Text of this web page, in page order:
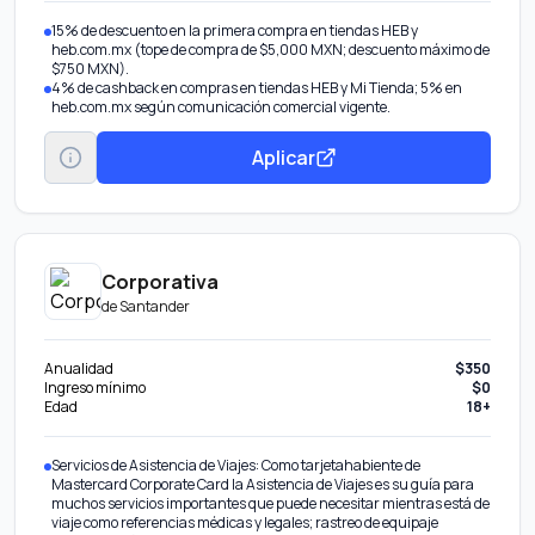
15% de descuento en la primera compra en tiendas HEB y
heb.com.mx (tope de compra de $5,000 MXN; descuento máximo de
$750 MXN).
4% de cashback en compras en tiendas HEB y Mi Tienda; 5% en
heb.com.mx según comunicación comercial vigente.
Aplicar
Corporativa
deSantander
Anualidad
$350
Ingreso mínimo
$0
Edad
18+
Servicios de Asistencia de Viajes: Como tarjetahabiente de
Mastercard Corporate Card la Asistencia de Viajes es su guía para
muchos servicios importantes que puede necesitar mientras está de
viaje como referencias médicas y legales; rastreo de equipaje